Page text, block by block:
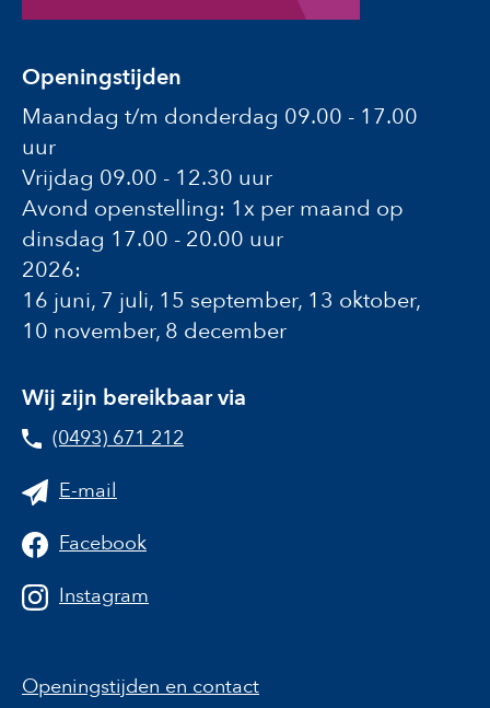
Openingstijden
Maandag t/m donderdag 09.00 - 17.00
uur
Vrijdag 09.00 - 12.30 uur
Avond openstelling: 1x per maand op
dinsdag 17.00 - 20.00 uur
2026:
16 juni, 7 juli, 15 september, 13 oktober,
10 november, 8 december
Wij zijn bereikbaar via
(0493) 671 212
E-mail
Facebook
Instagram
Openingstijden en contact